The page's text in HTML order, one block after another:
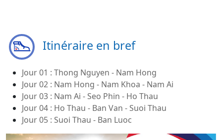
Itinéraire en bref
Jour 01 : Thong Nguyen - Nam Hong
Jour 02 : Nam Hong - Nam Khoa - Nam Ai
Jour 03 : Nam Ai - Seo Phin - Ho Thau
Jour 04 : Ho Thau - Ban Van - Suoi Thau
Jour 05 : Suoi Thau - Ban Luoc